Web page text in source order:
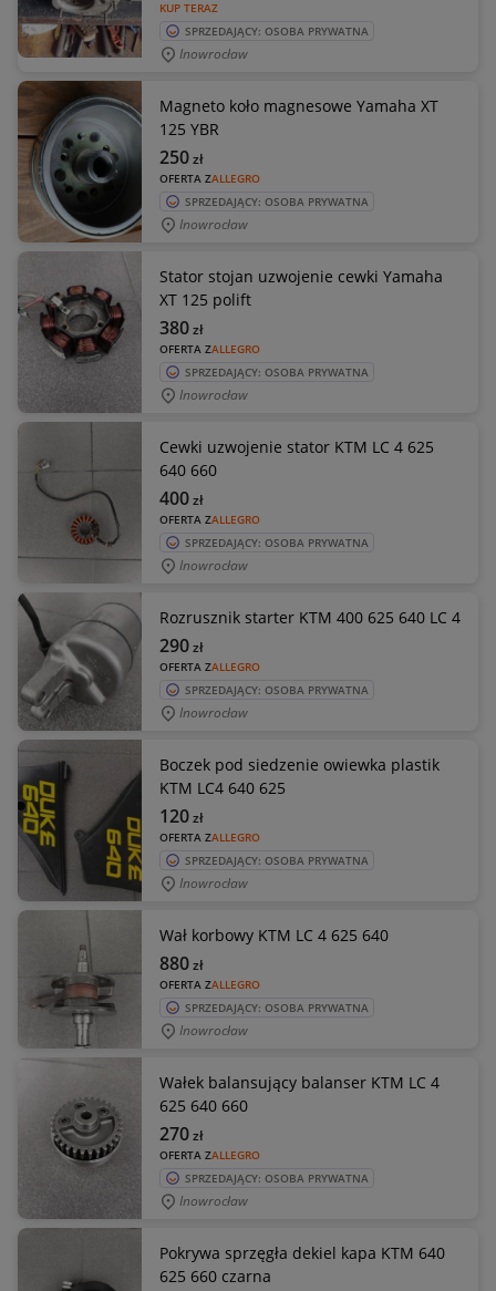
KUP TERAZ
SPRZEDAJĄCY: OSOBA PRYWATNA
Inowrocław
Magneto koło magnesowe Yamaha XT
125 YBR
OFERTA ZALLEGRO
250zł
SPRZEDAJĄCY: OSOBA PRYWATNA
Inowrocław
Stator stojan uzwojenie cewki Yamaha
XT 125 polift
OFERTA ZALLEGRO
380zł
SPRZEDAJĄCY: OSOBA PRYWATNA
Inowrocław
Cewki uzwojenie stator KTM LC 4 625
640 660
OFERTA ZALLEGRO
400zł
SPRZEDAJĄCY: OSOBA PRYWATNA
Inowrocław
Rozrusznik starter KTM 400 625 640 LC 4
OFERTA ZALLEGRO
290zł
SPRZEDAJĄCY: OSOBA PRYWATNA
Inowrocław
Boczek pod siedzenie owiewka plastik
KTM LC4 640 625
OFERTA ZALLEGRO
120zł
SPRZEDAJĄCY: OSOBA PRYWATNA
Inowrocław
Wał korbowy KTM LC 4 625 640
OFERTA ZALLEGRO
880zł
SPRZEDAJĄCY: OSOBA PRYWATNA
Inowrocław
Wałek balansujący balanser KTM LC 4
625 640 660
OFERTA ZALLEGRO
270zł
SPRZEDAJĄCY: OSOBA PRYWATNA
Inowrocław
Pokrywa sprzęgła dekiel kapa KTM 640
625 660 czarna